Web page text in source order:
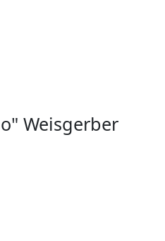
Weisgerber